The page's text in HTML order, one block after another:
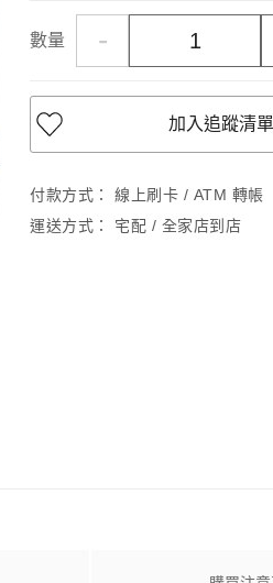
數量 -
加入追蹤清單
付款方式：
線上刷卡 / ATM 轉帳
運送方式：
宅配 / 全家店到店